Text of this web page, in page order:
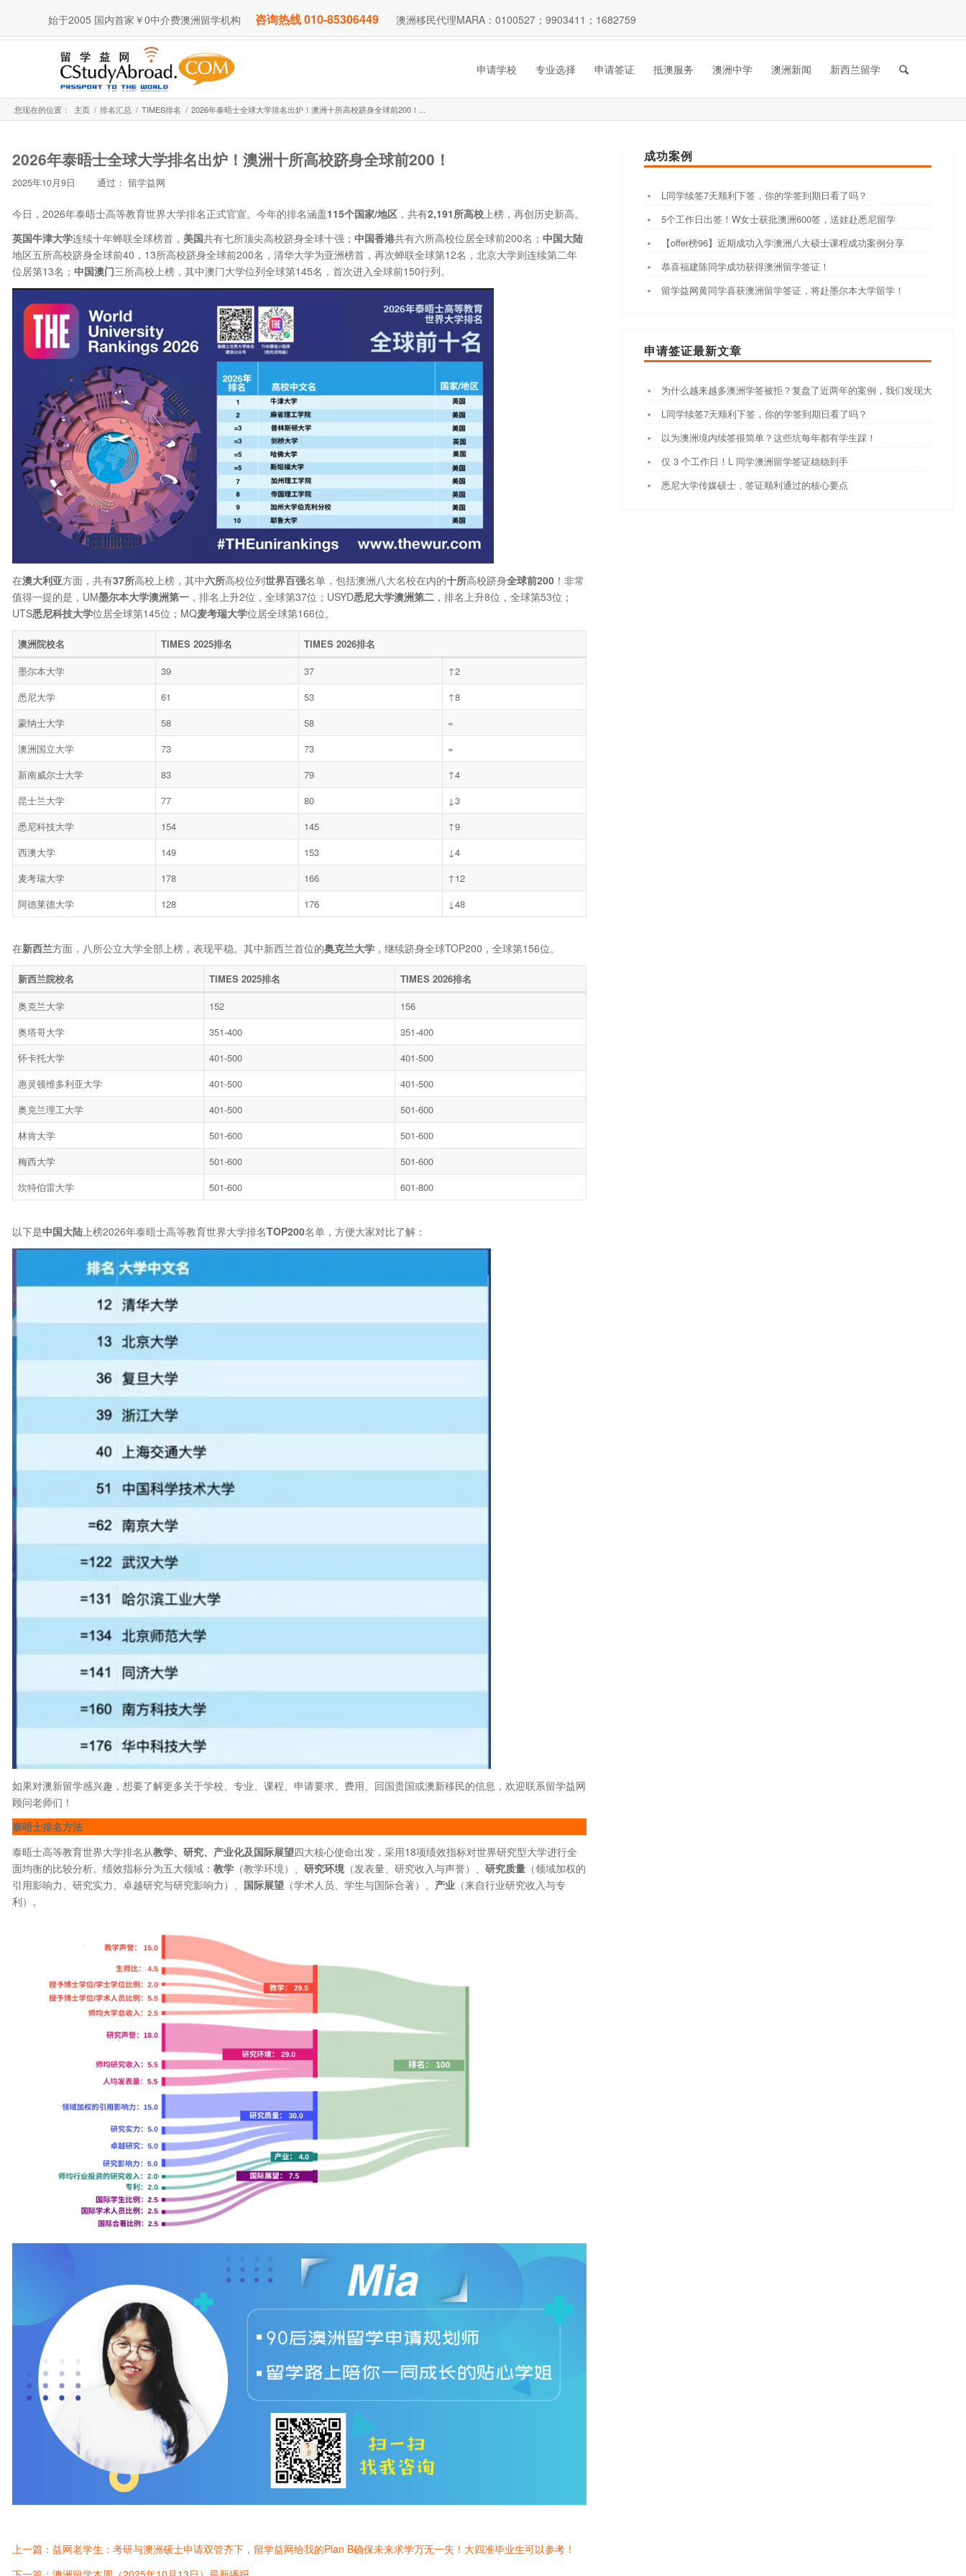
始于2005 国内首家￥0中介费澳洲留学机构 咨询热线 010-85306449 澳洲移民代理MARA：0100527；9903411；1682759
申请学校 专业选择 申请签证 抵澳服务 澳洲中学 澳洲新闻 新西兰留学
您现在的位置： 主页 / 排名汇总 / TIMES排名 / 2026年泰晤士全球大学排名出炉！澳洲十所高校跻身全球前200！...
2026年泰晤士全球大学排名出炉！澳洲十所高校跻身全球前200！
2025年10月9日 通过： 留学益网
今日，2026年泰晤士高等教育世界大学排名正式官宣。今年的排名涵盖115个国家/地区 ，共有2,191所高校 上榜，再创历史新高。
英国牛津大学连续十年蝉联全球榜首， 美国共有七所顶尖高校跻身全球十强； 中国香港共有六所高校位居全球前200名； 中国大陆
地区五所高校跻身全球前40，13所高校跻身全球前200名，清华大学为亚洲榜首，再次蝉联全球第12名，北京大学则连续第二年
位居第13名； 中国澳门三所高校上榜，其中澳门大学位列全球第145名，首次进入全球前150行列。
在澳大利亚方面，共有37所高校上榜，其中六所高校位列世界百强名单，包括澳洲八大名校在内的十所高校跻身全球前200 ！非常
值得一提的是，UM墨尔本大学澳洲第一 ，排名上升2位，全球第37位；USYD悉尼大学澳洲第二 ，排名上升8位，全球第53位；
UTS悉尼科技大学位居全球第145位；MQ麦考瑞大学位居全球第166位。
澳洲院校名 TIMES 2025排名 TIMES 2026排名
墨尔本大学
39 37
↑2
悉尼大学
61 53
↑8
蒙纳士大学
58 58
=
澳洲国立大学
73 73
=
新南威尔士大学
83 79
↑4
昆士兰大学
77 80
↓3
悉尼科技大学
154 145
↑9
西澳大学
149 153
↓4
麦考瑞大学
178 166
↑12
阿德莱德大学
128 176 ↓48
在新西兰方面，八所公立大学全部上榜，表现平稳。其中新西兰首位的奥克兰大学 ，继续跻身全球TOP200，全球第156位。
新西兰院校名 TIMES 2025排名 TIMES 2026排名
奥克兰大学
152
156
奥塔哥大学
351-400
351-400
怀卡托大学
401-500
401-500
惠灵顿维多利亚大学
401-500
401-500
奥克兰理工大学
401-500
501-600
林肯大学
501-600
501-600
梅西大学
501-600
501-600
坎特伯雷大学
501-600 601-800
以下是中国大陆 上榜2026年泰晤士高等教育世界大学排名TOP200名单，方便大家对比了解：
如果对澳新留学感兴趣，想要了解更多关于学校、专业、课程、申请要求、费用、回国贵国或澳新移民的信息，欢迎联系留学益网
顾问老师们！
泰晤士排名方法
泰晤士高等教育世界大学排名从教学、研究、产业化及国际展望四大核心使命出发，采用18项绩效指标对世界研究型大学进行全
面均衡的比较分析。绩效指标分为五大领域： 教学 （教学环境）、 研究环境 （发表量、研究收入与声誉）、 研究质量 （领域加权的
引用影响力、研究实力、卓越研究与研究影响力）、 国际展望 （学术人员、学生与国际合著）、 产业 （来自行业研究收入与专
利）。
上一篇：益网老学生：考研与澳洲硕士申请双管齐下，留学益网给我的Plan B确保未来求学万无一失！大四准毕业生可以参考！
成功案例
L同学续签7天顺利下签，你的学签到期日看了吗？
5个工作日出签！W女士获批澳洲600签，送娃赴悉尼留学
【offer榜96】近期成功入学澳洲八大硕士课程成功案例分享
恭喜福建陈同学成功获得澳洲留学签证！
留学益网黄同学喜获澳洲留学签证，将赴墨尔本大学留学！
申请签证最新文章
为什么越来越多澳洲学签被拒？复盘了近两年的案例，我们发现大家都踩
L同学续签7天顺利下签，你的学签到期日看了吗？
以为澳洲境内续签很简单？这些坑每年都有学生踩！
仅 3 个工作日！L 同学澳洲留学签证稳稳到手
悉尼大学传媒硕士，签证顺利通过的核心要点